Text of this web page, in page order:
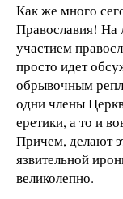
Как же много
Православия!
участием
просто идет
обрывочным
одни члены
еретики, а то и
Причем, делают
язвительной
великолепно.